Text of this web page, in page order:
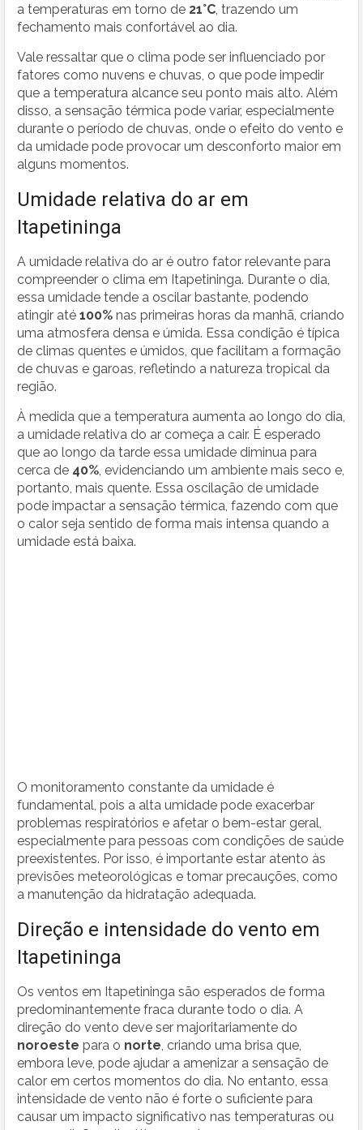
a temperaturas em torno de 21°C , trazendo um
fechamento mais confortável ao dia.
Vale ressaltar que o clima pode ser influenciado por
fatores como nuvens e chuvas, o que pode impedir
que a temperatura alcance seu ponto mais alto. Além
disso, a sensação térmica pode variar, especialmente
durante o período de chuvas, onde o efeito do vento e
da umidade pode provocar um desconforto maior em
alguns momentos.
Umidade relativa do ar em
Itapetininga
A umidade relativa do ar é outro fator relevante para
compreender o clima em Itapetininga. Durante o dia,
essa umidade tende a oscilar bastante, podendo
atingir até 100% nas primeiras horas da manhã, criando
uma atmosfera densa e úmida. Essa condição é típica
de climas quentes e úmidos, que facilitam a formação
de chuvas e garoas, refletindo a natureza tropical da
região.
À medida que a temperatura aumenta ao longo do dia,
a umidade relativa do ar começa a cair. É esperado
que ao longo da tarde essa umidade diminua para
cerca de 40% , evidenciando um ambiente mais seco e,
portanto, mais quente. Essa oscilação de umidade
pode impactar a sensação térmica, fazendo com que
o calor seja sentido de forma mais intensa quando a
umidade está baixa.
O monitoramento constante da umidade é
fundamental, pois a alta umidade pode exacerbar
problemas respiratórios e afetar o bem-estar geral,
especialmente para pessoas com condições de saúde
preexistentes. Por isso, é importante estar atento às
previsões meteorológicas e tomar precauções, como
a manutenção da hidratação adequada.
Direção e intensidade do vento em
Itapetininga
Os ventos em Itapetininga são esperados de forma
predominantemente fraca durante todo o dia. A
direção do vento deve ser majoritariamente do
noroeste para o norte , criando uma brisa que,
embora leve, pode ajudar a amenizar a sensação de
calor em certos momentos do dia. No entanto, essa
intensidade de vento não é forte o suficiente para
causar um impacto significativo nas temperaturas ou